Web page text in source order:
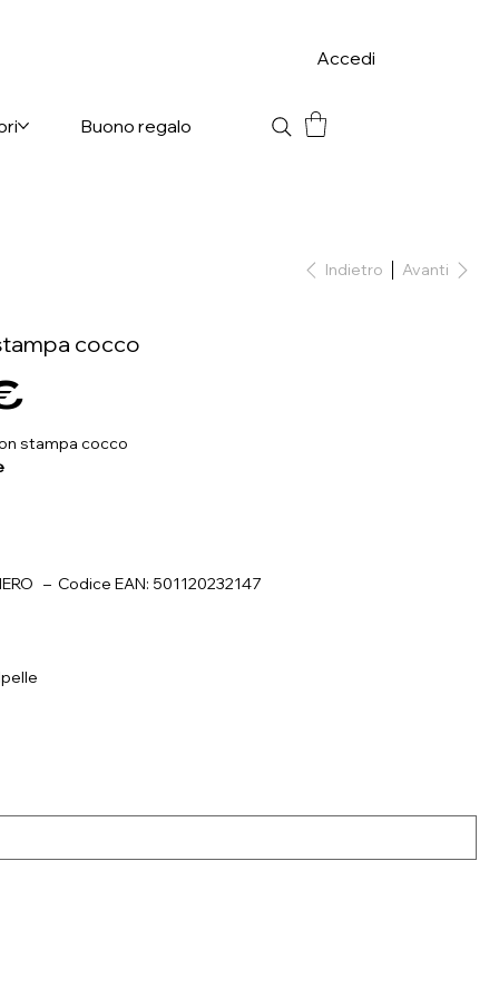
Buono regalo
Accedi
Indietro Avanti
cocco
stampa cocco
– Codice EAN: 501120232147